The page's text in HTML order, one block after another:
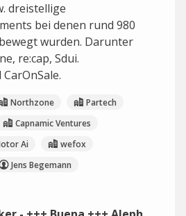
dreistellige
bei denen rund 980
wurden. Darunter
re:cap, Sdui.
Northzone
Partech
Capnamic Ventures
Ai
wefox
Jens Begemann